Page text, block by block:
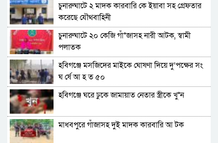
চুনারুঘাটে ২ মাদক কারবারি কে ইয়াবা সহ গ্রেফতার
করেছে যৌথবাহিনী
চুনারুঘাটে ২০ কেজি গাঁ*জাসহ নারী আটক, স্বামী
পলাতক
হবিগঞ্জে মসজিদের মাইকে ঘোষণা দিয়ে দু’পক্ষের সং
ঘ র্ষে আ হ ত ৫০
হবিগঞ্জে ঘরে ঢুকে জামায়াত নেতার স্ত্রীকে খু*ন
মাধবপুরে গাঁজাসহ দুই মাদক কারবারি আ টক